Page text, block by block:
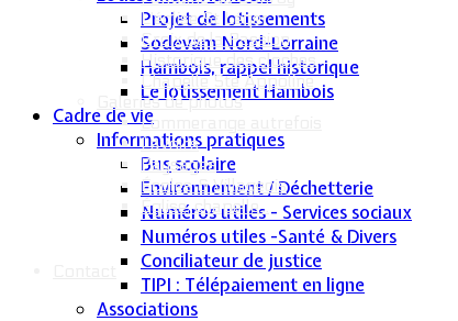
L'église St Léger
Croix de la Passion
Historique des cloches
Chapelle Ste Appoline
Galeries de photos
Lommerange autrefois
Lavoirs
Paysages
Écoles & Villageois
Église, chapelle...
Projet de lotissements
Sodevam Nord-Lorraine
Hambois, rappel historique
Le lotissement Hambois
Cadre de vie
Informations pratiques
Bus scolaire
Environnement / Déchetterie
Numéros utiles - Services sociaux
Numéros utiles -Santé & Divers
Conciliateur de justice
TIPI : Télépaiement en ligne
Associations